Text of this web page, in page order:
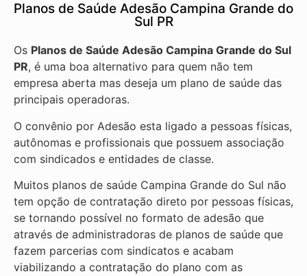
Planos de Saúde Adesão Campina Grande do
Sul PR
Os Planos de Saúde Adesão Campina Grande do Sul
PR, é uma boa alternativo para quem não tem
empresa aberta mas deseja um plano de saúde das
principais operadoras.
O convênio por Adesão esta ligado a pessoas físicas,
autônomas e profissionais que possuem associação
com sindicados e entidades de classe.
Muitos planos de saúde Campina Grande do Sul não
tem opção de contratação direto por pessoas físicas,
se tornando possível no formato de adesão que
através de administradoras de planos de saúde que
fazem parcerias com sindicatos e acabam
viabilizando a contratação do plano com as